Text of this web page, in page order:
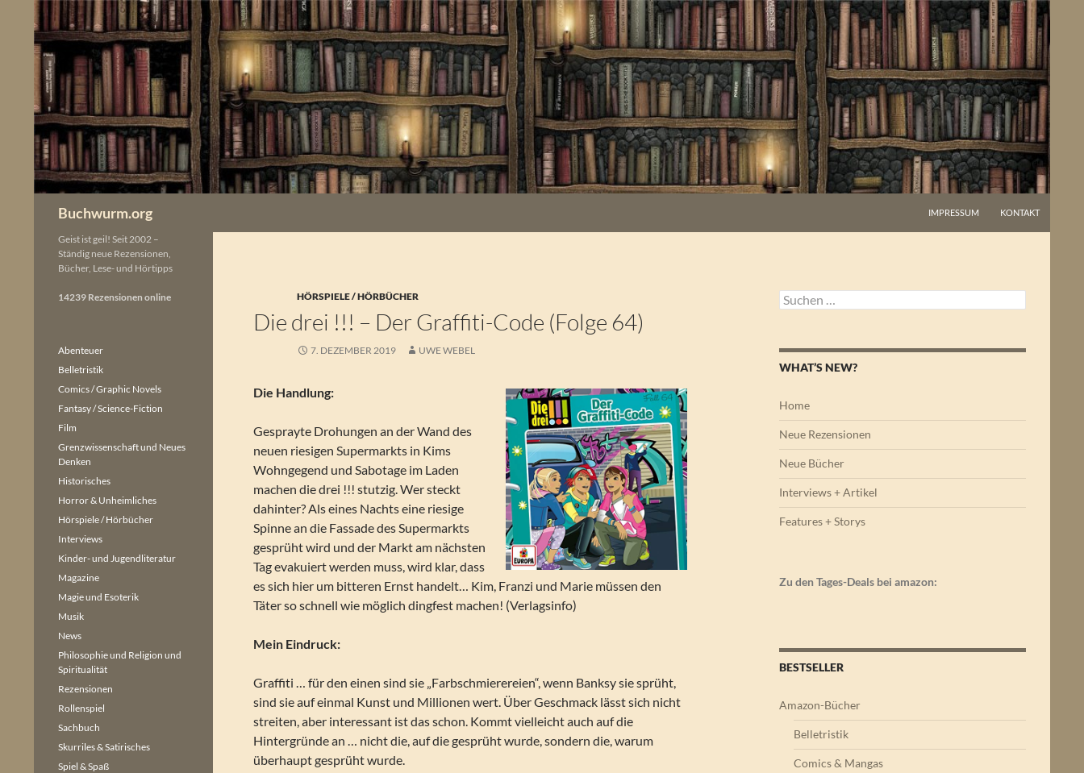
springen
Buchwurm.org IMPRESSUM KONTAKT
HÖRSPIELE / HÖRBÜCHER
Die drei !!! – Der Graffiti-Code (Folge 64)
7. DEZEMBER 2019 UWE WEBEL
Die Handlung:
Gesprayte Drohungen an der Wand des
neuen riesigen Supermarkts in Kims
Wohngegend und Sabotage im Laden
machen die drei !!! stutzig. Wer steckt
dahinter? Als eines Nachts eine riesige
Spinne an die Fassade des Supermarkts
gesprüht wird und der Markt am nächsten
Tag evakuiert werden muss, wird klar, dass
es sich hier um bitteren Ernst handelt… Kim, Franzi und Marie müssen den
Täter so schnell wie möglich dingfest machen! (Verlagsinfo)
Mein Eindruck:
Graffiti … für den einen sind sie „Farbschmierereien“, wenn Banksy sie sprüht,
sind sie auf einmal Kunst und Millionen wert. Über Geschmack lässt sich nicht
streiten, aber interessant ist das schon. Kommt vielleicht auch auf die
Hintergründe an … nicht die, auf die gesprüht wurde, sondern die, warum
überhaupt gesprüht wurde.
Suchen
nach:
WHAT’S NEW?
Home
Neue Rezensionen
Neue Bücher
Interviews + Artikel
Features + Storys
Zu den Tages-Deals bei amazon:
BESTSELLER
Amazon-Bücher
Belletristik
Comics & Mangas
Geist ist geil! Seit 2002 –
Ständig neue Rezensionen,
Bücher, Lese- und Hörtipps
14239 Rezensionen online
Abenteuer
Belletristik
Comics / Graphic Novels
Fantasy / Science-Fiction
Film
Grenzwissenschaft und Neues
Denken
Historisches
Horror & Unheimliches
Hörspiele / Hörbücher
Interviews
Kinder- und Jugendliteratur
Magazine
Magie und Esoterik
Musik
News
Philosophie und Religion und
Spiritualität
Rezensionen
Rollenspiel
Sachbuch
Skurriles & Satirisches
Spiel & Spaß